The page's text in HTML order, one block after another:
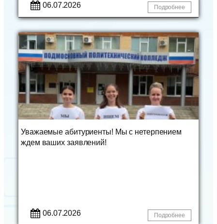
06.07.2026 Подробнее
Уважаемые абитуриенты! Мы с нетерпением
ждем ваших заявлений!
06.07.2026 Подробнее